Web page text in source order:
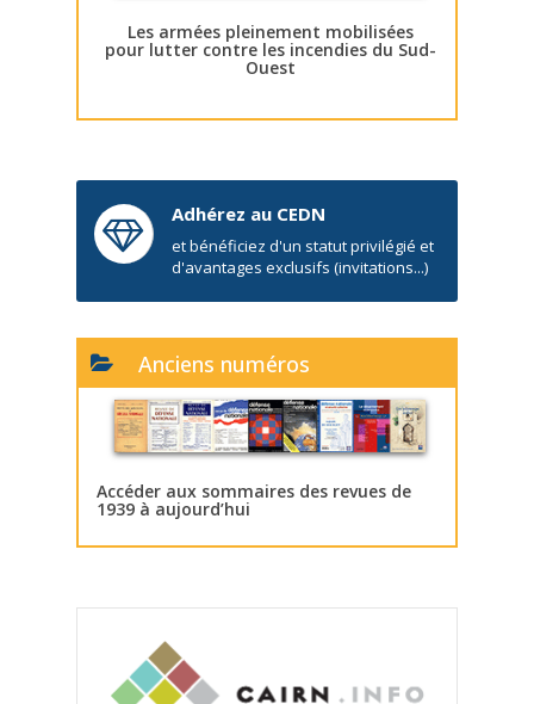
Les armées pleinement mobilisées
pour lutter contre les incendies du Sud-
Ouest
Adhérez au CEDN
et bénéficiez d'un statut privilégié et
d'avantages exclusifs (invitations...)
Anciens numéros
Accéder aux sommaires des revues de
1939 à aujourd’hui